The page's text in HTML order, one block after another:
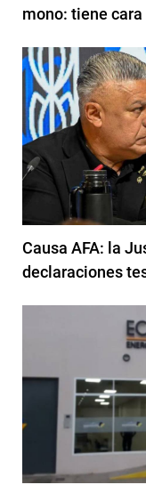
mono: tiene cara
Causa AFA: la
declaraciones